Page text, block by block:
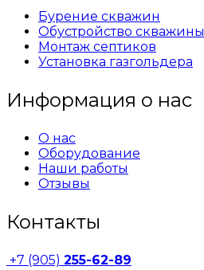
Бурение скважин
Обустройство скважины
Монтаж септиков
Установка газгольдера
Информация о нас
О нас
Оборудование
Наши работы
Отзывы
Контакты
+7 (905) 255-62-89